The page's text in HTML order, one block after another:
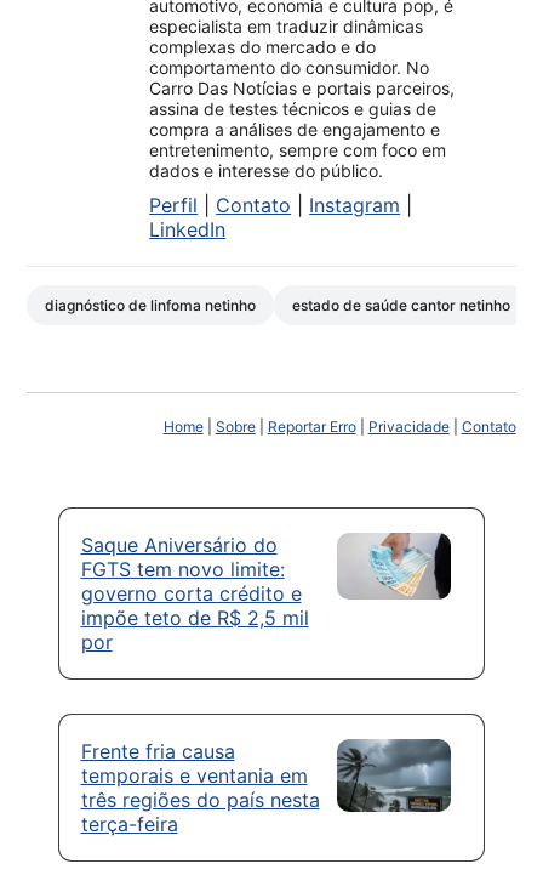
automotivo, economia e cultura pop, é
especialista em traduzir dinâmicas
complexas do mercado e do
comportamento do consumidor. No
Carro Das Notícias e portais parceiros,
assina de testes técnicos e guias de
compra a análises de engajamento e
entretenimento, sempre com foco em
dados e interesse do público.
Perfil Contato Instagram
LinkedIn
diagnóstico de linfoma netinho estado de saúde cantor netinho
Home| Sobre| Reportar Erro| Privacidade| Contato
Saque Aniversário do
FGTS tem novo limite:
governo corta crédito e
impõe teto de R$ 2,5 mil
por
Frente fria causa
temporais e ventania em
três regiões do país nesta
terça-feira